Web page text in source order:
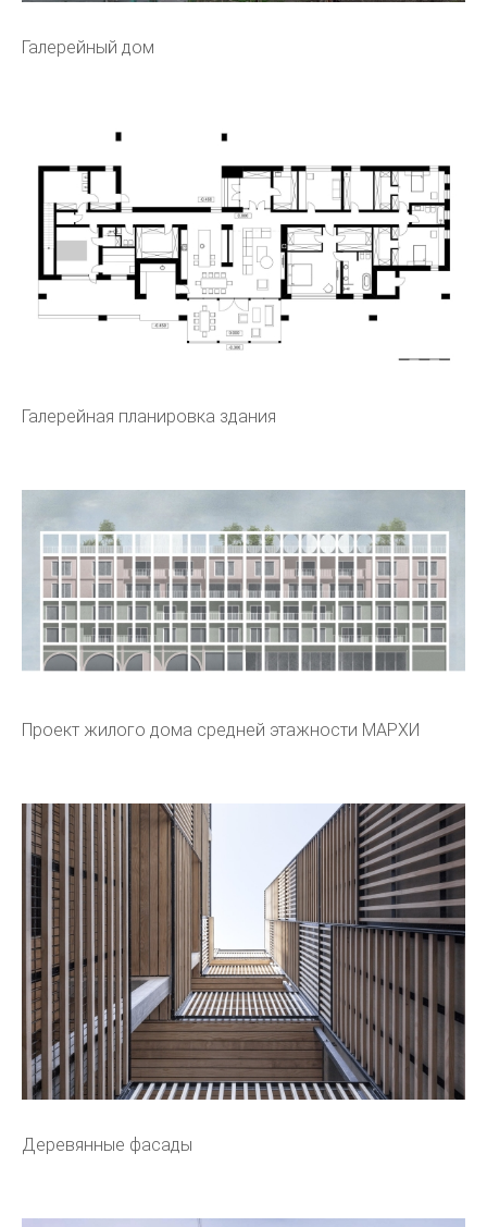
Галерейный дом
Галерейная планировка здания
Проект жилого дома средней этажности МАРХИ
Деревянные фасады